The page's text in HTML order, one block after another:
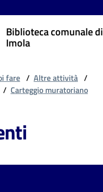
Biblioteca comunale di
Imola
fare / Altre attività /
/ Carteggio muratoriano